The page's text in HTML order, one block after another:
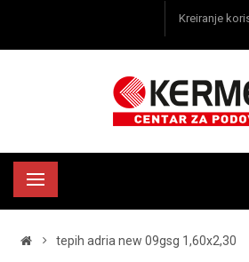
Kreiranje
tepih adria new 09gsg 1,60x2,30